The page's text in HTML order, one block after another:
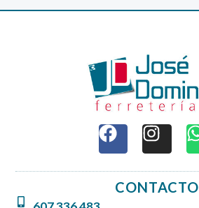
F
a
c
e
b
I
n
s
t
a
CONTACTO